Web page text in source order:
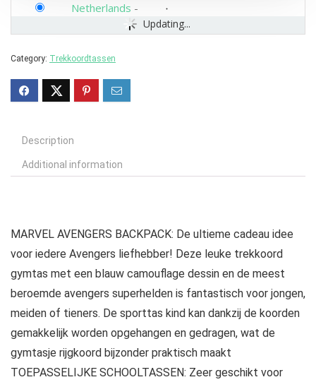
Updating...
Netherlands -
Category: Trekkoordtassen
Description
Additional information
MARVEL AVENGERS BACKPACK: De ultieme cadeau idee
voor iedere Avengers liefhebber! Deze leuke trekkoord
gymtas met een blauw camouflage dessin en de meest
beroemde avengers superhelden is fantastisch voor jongen,
meiden of tieners. De sporttas kind kan dankzij de koorden
gemakkelijk worden opgehangen en gedragen, wat de
gymtasje rijgkoord bijzonder praktisch maakt
TOEPASSELIJKE SCHOOLTASSEN: Zeer geschikt voor